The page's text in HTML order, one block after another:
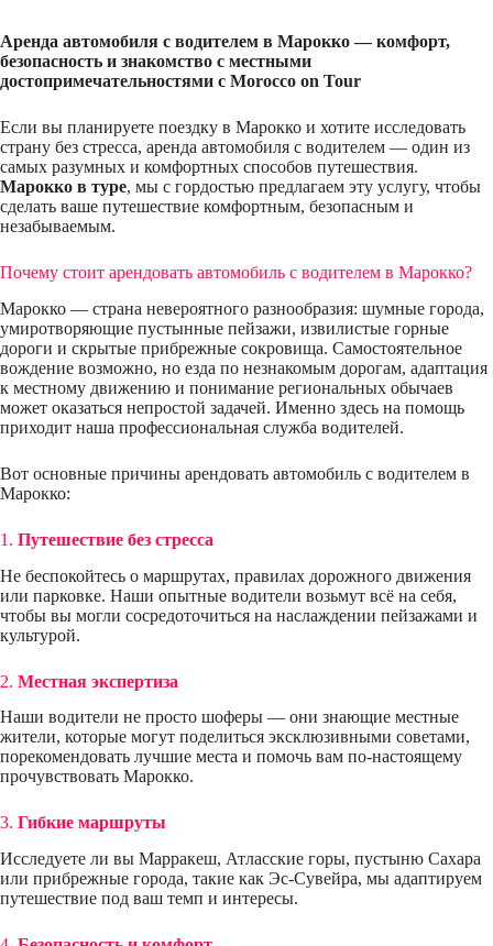
Аренда автомобиля с водителем в Марокко — комфорт,
безопасность и знакомство с местными
достопримечательностями с Morocco on Tour
Если вы планируете поездку в Марокко и хотите исследовать
страну без стресса, аренда автомобиля с водителем — один из
самых разумных и комфортных способов путешествия.
Марокко в туре, мы с гордостью предлагаем эту услугу, чтобы
сделать ваше путешествие комфортным, безопасным и
незабываемым.
Почему стоит арендовать автомобиль с водителем в Марокко?
Марокко — страна невероятного разнообразия: шумные города,
умиротворяющие пустынные пейзажи, извилистые горные
дороги и скрытые прибрежные сокровища. Самостоятельное
вождение возможно, но езда по незнакомым дорогам, адаптация
к местному движению и понимание региональных обычаев
может оказаться непростой задачей. Именно здесь на помощь
приходит наша профессиональная служба водителей.
Вот основные причины арендовать автомобиль с водителем в
Марокко:
1. Путешествие без стресса
Не беспокойтесь о маршрутах, правилах дорожного движения
или парковке. Наши опытные водители возьмут всё на себя,
чтобы вы могли сосредоточиться на наслаждении пейзажами и
культурой.
2. Местная экспертиза
Наши водители не просто шоферы — они знающие местные
жители, которые могут поделиться эксклюзивными советами,
порекомендовать лучшие места и помочь вам по-настоящему
прочувствовать Марокко.
3. Гибкие маршруты
Исследуете ли вы Марракеш, Атласские горы, пустыню Сахара
или прибрежные города, такие как Эс-Сувейра, мы адаптируем
путешествие под ваш темп и интересы.